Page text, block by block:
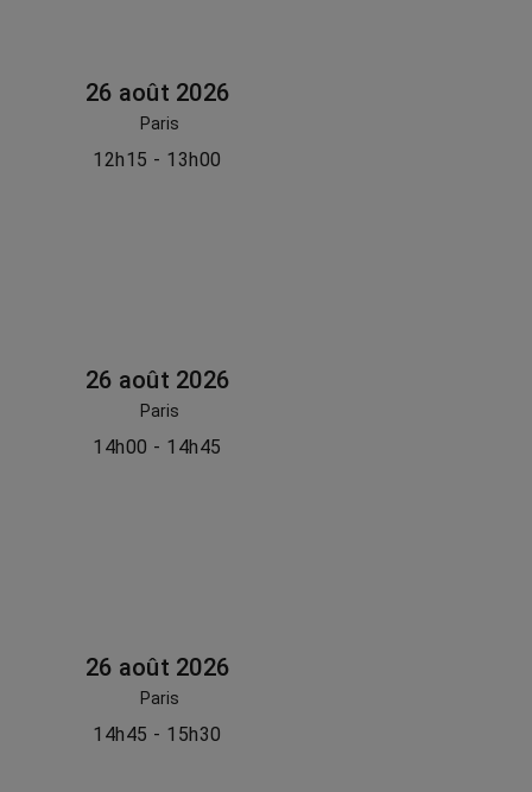
26 août 2026
Paris
12h15 - 13h00
26 août 2026
Paris
14h00 - 14h45
26 août 2026
Paris
14h45 - 15h30